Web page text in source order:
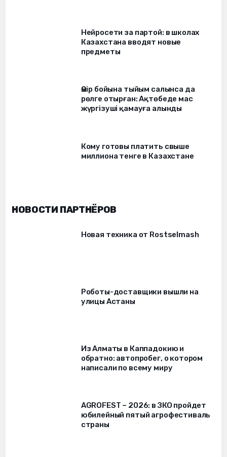
Нейросети за партой: в школах
Казахстана вводят новые
предметы
Өмір бойына тыйым салынса да
рөлге отырған: Ақтөбеде мас
жүргізуші қамауға алынды
Кому готовы платить свыше
миллиона тенге в Казахстане
НОВОСТИ ПАРТНЁРОВ
Новая техника от Rostselmash
Роботы-доставщики вышли на
улицы Астаны
Из Алматы в Каппадокию и
обратно: автопробег, о котором
написали по всему миру
AGROFEST – 2026: в ЗКО пройдет
юбилейный пятый агрофестиваль
страны